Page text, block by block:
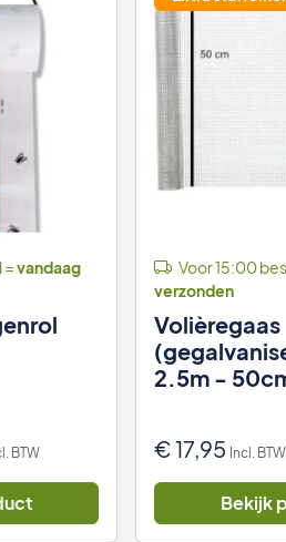
=vandaag
BTW
Voor 15:00
verzonden
Volièregaas
2.5m -
€17,95 Incl. BTW
Bekijk